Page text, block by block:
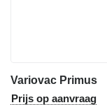
Variovac Primus
Prijs op aanvraag